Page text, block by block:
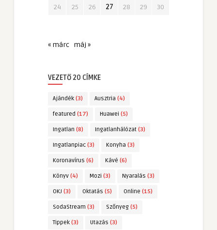
24
25 26 27 28 29 30
« márc máj »
VEZETŐ 20 CÍMKE
Ajándék (3) Ausztria (4)
featured (17) Huawei (5)
Ingatlan (8) Ingatlanhálózat (3)
Ingatlanpiac (3) Konyha (3)
Koronavírus (6) Kávé (6)
Könyv (4) Mozi (3) Nyaralás (3)
OKJ (3) Oktatás (5) Online (15)
SodaStream (3) Szőnyeg (5)
Tippek (3) Utazás (3)